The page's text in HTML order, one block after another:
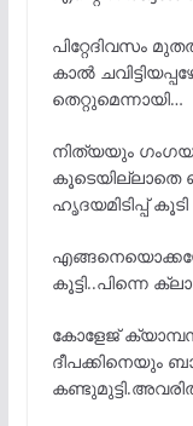
പിറ്റേദിവസം
കാൽ
തെറ്റുമെന്നായി…
നിത്യയും
ഹൃദയമിടിപ്പ്
കൂട്ടി..പിന്നെ
കോളേജ്
ദീപക്കിനെയും